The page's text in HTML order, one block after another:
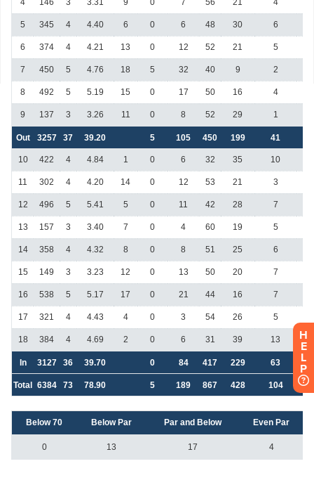
H
E
L
P